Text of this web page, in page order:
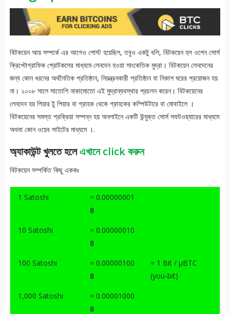
বিটকয়েন আয় সম্পর্কে এর আগেও পোস্ট হয়েছিল, তবুও একটু বলি, বিটকয়েন হল ওপেন সোর্স
ক্রিপ্টোগ্রাফিক প্রোটকলের মাধ্যমে লেনদেন হওয়া সাংকেতিক মুদ্রা। বিটকয়েন লেনদেনের
জন্য কোন ধরনের অর্থনৈতিক প্রতিষ্ঠান, নিয়ন্ত্রনকারী প্রতিষ্ঠান বা নিকাশ ঘরের প্রয়োজন হয়
না। ২০০৮ সালে সাতোশি নাকামোতো এই মুদ্রাব্যবস্থার প্রচলন করেন। বিটকয়েনের
লেনদেন হয় পিয়ার টু পিয়ার বা গ্রাহক থেকে গ্রাহকের কম্পিউটারে বা মোবাইলে ।
বিটকয়েনের সমস্ত প্রক্রিয়া সম্পন্ন হয় অনলাইনে একটি উন্মুক্ত সোর্স সফটওয়্যারের মাধ্যমে
অথবা কোন ওয়েব সাইটের মাধ্যমে ।.
অ্যাকাউন্ট খুলতে হলেএখানে click করুন
বিটকয়েন সম্পর্কিত কিছু এককঃ
1 Satoshi
= 0.00000001
฿
10 Satoshi
= 0.00000010
฿
100 Satoshi
= 0.00000100
฿
= 1 Bit / μBTC
(you-bit)
1,000 Satoshi
= 0.00001000
฿